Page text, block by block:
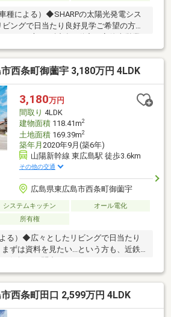
種による）◆SHARPの太陽光発電シス
ングで日当たり良好見学ご希望の方
...という方も、近鉄不動産 安佐南営業
さい♪
西条町御薗宇 3,180万円 4LDK
3,180万円
間取り 4LDK
建物面積118.41m2
土地面積169.39m2
築年月 2020年9月(築6年)
山陽新幹線 東広島駅 徒歩3.6km
その他の交通
広島県東広島市西条町御薗宇
システムキッチン
オール電化
所有権
る）◆広々としたリビングで日当たり
ずは資料を見たい...という方も、近鉄
西条町田口 2,599万円 4LDK